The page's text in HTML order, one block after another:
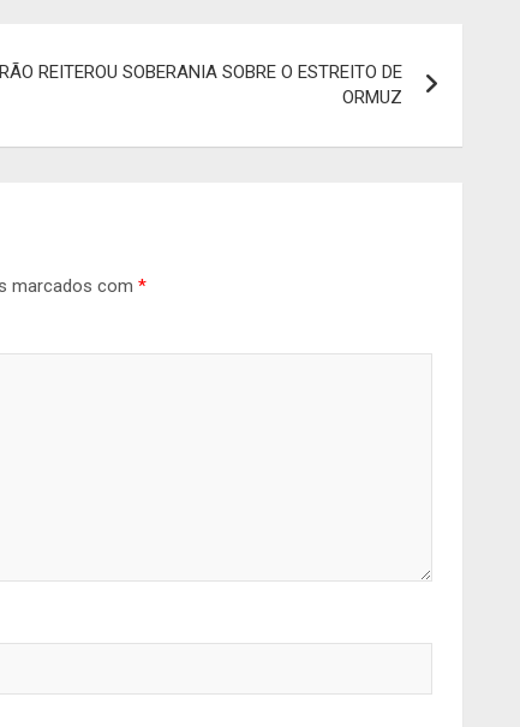
REITEROU SOBERANIA SOBRE O ESTREITO DE
ORMUZ
marcados com *